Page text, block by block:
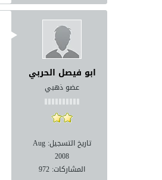
ابو فيصل الحربي
عضو ذهبي
تاريخ التسجيل: Aug
2008
المشاركات: 972